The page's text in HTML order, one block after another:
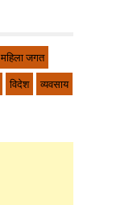
महिला जगत
विदेश
व्यवसाय